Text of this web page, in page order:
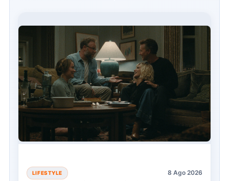
LIFESTYLE 8 Ago 2026